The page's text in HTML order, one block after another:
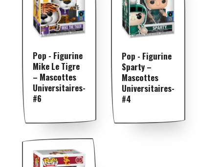
Pop - Figurine
Mike Le Tigre
– Mascottes
Universitaires-
#6
Pop - Figurine
Sparty –
Mascottes
Universitaires-
#4